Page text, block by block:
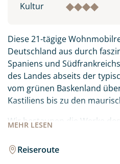
Kultur
MEHR LESEN
Diese 21-tägige
Deutschland aus durch
Spaniens und
des Landes abseits der
vom grünen Baskenland
Kastiliens bis zu den
Wir bestaunen die Werke
Welt Salvatore Dali in
Granada und Cordoba
Reiseroute